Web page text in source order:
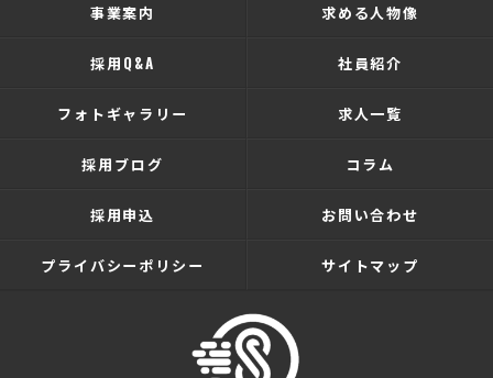
事業案内 求める人物像
採用Q&A 社員紹介
フォトギャラリー 求人一覧
採用ブログ コラム
採用申込 お問い合わせ
プライバシーポリシー サイトマップ